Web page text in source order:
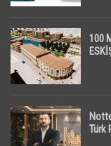
100
Türk